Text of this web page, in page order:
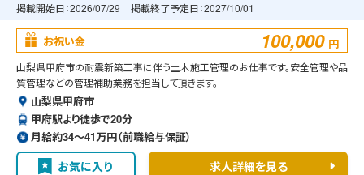
掲載開始日：2026/07/29 掲載終了予定日：2027/10/01
お祝い金 100,000 円
山梨県甲府市の耐震新築工事に伴う土木施工管理のお仕事です。安全管理や品
質管理などの管理補助業務を担当して頂きます。
山梨県甲府市
甲府駅より徒歩で20分
月給約34〜41万円（前職給与保証）
お気に入り 求人詳細を見る